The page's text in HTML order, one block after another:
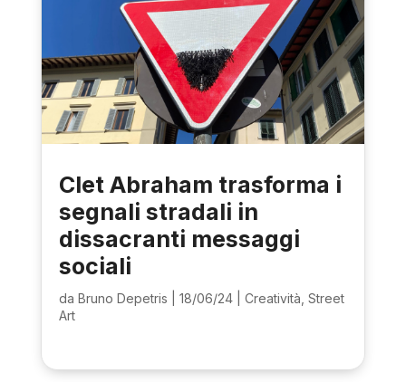
Clet Abraham trasforma i
segnali stradali in
dissacranti messaggi
sociali
da Bruno Depetris 18/06/24| Creatività Street
Art